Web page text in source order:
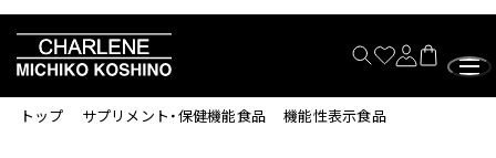
トップ サプリメント・保健機能食品 機能性表示食品